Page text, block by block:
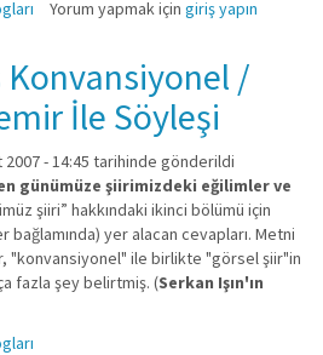
Yorum yapmak için giriş yapın
Konvansiyonel /
İle Söyleşi
2007 - 14:45 tarihinde gönderildi
günümüze şiirimizdeki eğilimler ve
şiiri” hakkındaki ikinci bölümü için
bağlamında) yer alacan cevapları. Metni
"konvansiyonel" ile birlikte "görsel şiir"in
fazla şey belirtmiş. (Serkan Işın'ın
Hakan Şarkdemir İle Söyleşi hakkında